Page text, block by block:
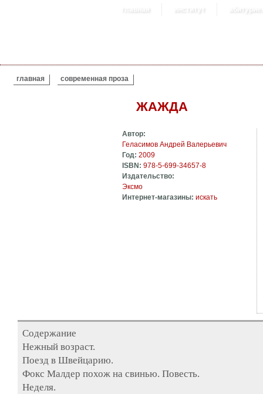
главная институт
ВЫ ЗДЕСЬ
главная современная проза
ЖАЖДА
Автор:
Геласимов Андрей Валерьевич
Год: 2009
ISBN: 978-5-699-34657-8
Издательство:
Эксмо
Интернет-магазины: искать
Содержание
Нежный возраст.
Поезд в Швейцарию.
Фокс Малдер похож на свинью. Повесть.
Неделя.